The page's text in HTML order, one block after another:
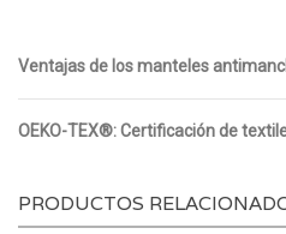
Ventajas de los manteles
OEKO-TEX®: Certificación de
PRODUCTOS